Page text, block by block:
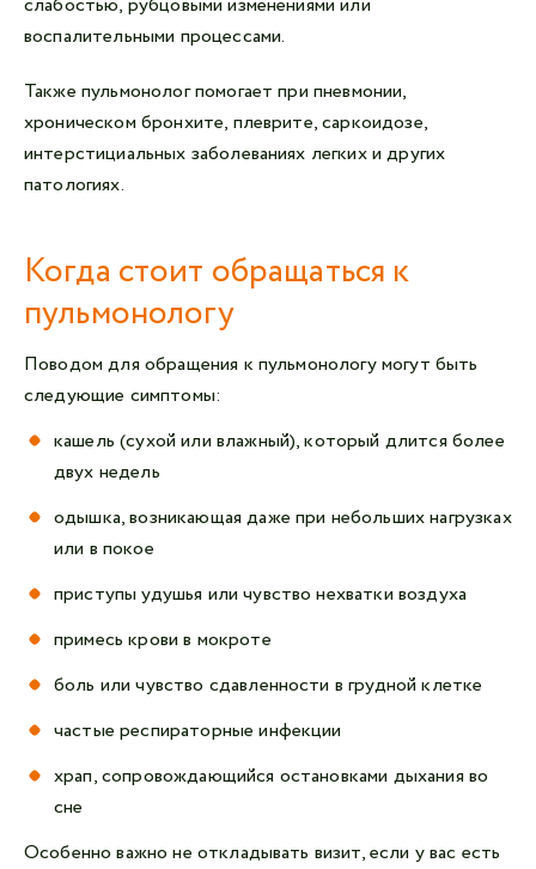
слабостью, рубцовыми изменениями или
воспалительными процессами.
Также пульмонолог помогает при пневмонии,
хроническом бронхите, плеврите, саркоидозе,
интерстициальных заболеваниях легких и других
патологиях.
Когда стоит обращаться к
пульмонологу
Поводом для обращения к пульмонологу могут быть
следующие симптомы:
кашель (сухой или влажный), который длится более
двух недель
одышка, возникающая даже при небольших нагрузках
или в покое
приступы удушья или чувство нехватки воздуха
примесь крови в мокроте
боль или чувство сдавленности в грудной клетке
частые респираторные инфекции
храп, сопровождающийся остановками дыхания во
сне
Особенно важно не откладывать визит, если у вас есть